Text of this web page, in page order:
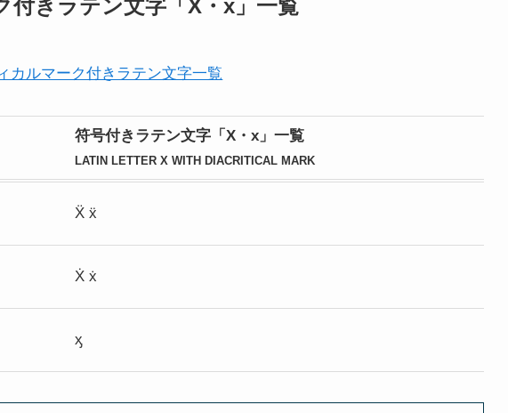
付きラテン文字「X・x」一覧
カルマーク付きラテン文字一覧
符号付きラテン文字「X・x」一覧
LATIN LETTER X WITH DIACRITICAL MARK
Ẍ ẍ
Ẋ ẋ
ᶍ